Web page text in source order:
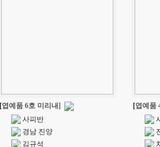
[엽예품 6호 미리내]
사피반
경남 진양
김규석
[엽예품